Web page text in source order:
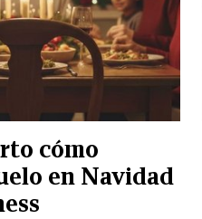
cómo
en Navidad